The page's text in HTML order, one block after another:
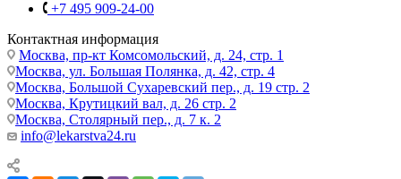
+7 495 909-24-00
Контактная информация
Москва, пр-кт Комсомольский, д. 24, стр. 1
Москва, ул. Большая Полянка, д. 42, стр. 4
Москва, Большой Сухаревский пер., д. 19 стр. 2
Москва, Крутицкий вал, д. 26 стр. 2
Москва, Столярный пер., д. 7 к. 2
info@lekarstva24.ru